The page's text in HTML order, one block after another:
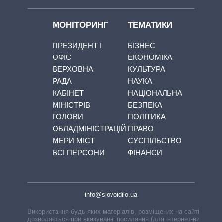
МОНІТОРИНГ
ПРЕЗИДЕНТ І
ОФІС
ВЕРХОВНА
РАДА
КАБІНЕТ
МІНІСТРІВ
ГОЛОВИ
ОБЛАДМІНІСТРАЦІЙ
МЕРИ МІСТ
ВСІ ПЕРСОНИ
ТЕМАТИКИ
БІЗНЕС
ЕКОНОМІКА
КУЛЬТУРА
НАУКА
НАЦІОНАЛЬНА
БЕЗПЕКА
ПОЛІТИКА
ПРАВО
СУСПІЛЬСТВО
ФІНАНСИ
info@slovoidilo.ua
Використання будь-яких матеріалів, розміщених на сайті,
дозволяється при вказуванні посилання (для інтернет-видань